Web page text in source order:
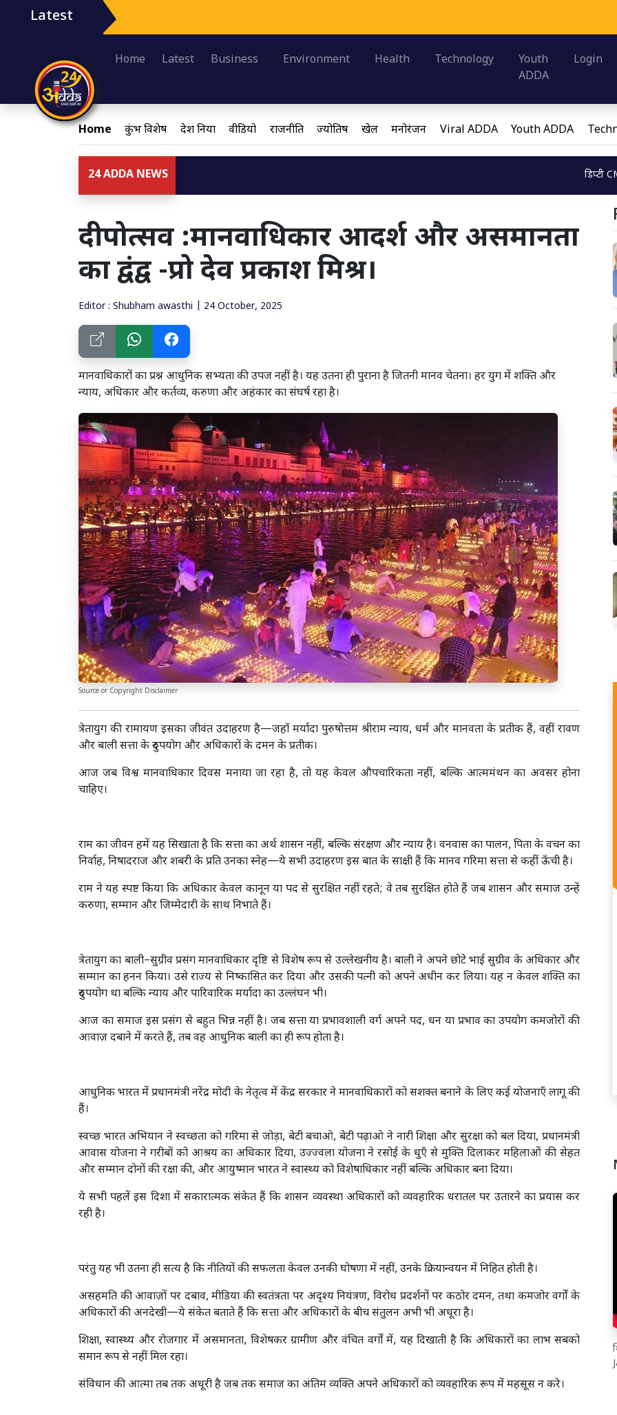
Latest
Home Latest Business Environment Health Technology
Youth
ADDA
Login
Home कुंभ विशेष देश दुनिया वीडियो राजनीति ज्योतिष खेल मनोरंजन Viral ADDA Youth ADDA
24 ADDA NEWS डिप्टी CM ब्रजेश
दीपोत्सव :मानवाधिकार आदर्श और असमानता
का द्वंद्व -प्रो देव प्रकाश मिश्र।
Editor : Shubham awasthi | 24 October, 2025
मानवाधिकारों का प्रश्न आधुनिक सभ्यता की उपज नहीं है। यह उतना ही पुराना है जितनी मानव चेतना। हर युग में शक्ति और
न्याय, अधिकार और कर्तव्य, करुणा और अहंकार का संघर्ष रहा है।
Source or Copyright Disclaimer
त्रेतायुग की रामायण इसका जीवंत उदाहरण है—जहाँ मर्यादा पुरुषोत्तम श्रीराम न्याय, धर्म और मानवता के प्रतीक हैं, वहीं रावण
और बाली सत्ता के दुरुपयोग और अधिकारों के दमन के प्रतीक।
आज जब विश्व मानवाधिकार दिवस मनाया जा रहा है, तो यह केवल औपचारिकता नहीं, बल्कि आत्ममंथन का अवसर होना
चाहिए।
राम का जीवन हमें यह सिखाता है कि सत्ता का अर्थ शासन नहीं, बल्कि संरक्षण और न्याय है। वनवास का पालन, पिता के वचन का
निर्वाह, निषादराज और शबरी के प्रति उनका स्नेह—ये सभी उदाहरण इस बात के साक्षी हैं कि मानव गरिमा सत्ता से कहीं ऊँची है।
राम ने यह स्पष्ट किया कि अधिकार केवल कानून या पद से सुरक्षित नहीं रहते; वे तब सुरक्षित होते हैं जब शासन और समाज उन्हें
करुणा, सम्मान और जिम्मेदारी के साथ निभाते हैं।
त्रेतायुग का बाली–सुग्रीव प्रसंग मानवाधिकार दृष्टि से विशेष रूप से उल्लेखनीय है। बाली ने अपने छोटे भाई सुग्रीव के अधिकार और
सम्मान का हनन किया। उसे राज्य से निष्कासित कर दिया और उसकी पत्नी को अपने अधीन कर लिया। यह न केवल शक्ति का
दुरुपयोग था बल्कि न्याय और पारिवारिक मर्यादा का उल्लंघन भी।
आज का समाज इस प्रसंग से बहुत भिन्न नहीं है। जब सत्ता या प्रभावशाली वर्ग अपने पद, धन या प्रभाव का उपयोग कमजोरों की
आवाज़ दबाने में करते हैं, तब वह आधुनिक बाली का ही रूप होता है।
आधुनिक भारत में प्रधानमंत्री नरेंद्र मोदी के नेतृत्व में केंद्र सरकार ने मानवाधिकारों को सशक्त बनाने के लिए कई योजनाएँ लागू की
हैं।
स्वच्छ भारत अभियान ने स्वच्छता को गरिमा से जोड़ा, बेटी बचाओ, बेटी पढ़ाओ ने नारी शिक्षा और सुरक्षा को बल दिया, प्रधानमंत्री
आवास योजना ने गरीबों को आश्रय का अधिकार दिया, उज्ज्वला योजना ने रसोई के धुएँ से मुक्ति दिलाकर महिलाओं की सेहत
और सम्मान दोनों की रक्षा की, और आयुष्मान भारत ने स्वास्थ्य को विशेषाधिकार नहीं बल्कि अधिकार बना दिया।
ये सभी पहलें इस दिशा में सकारात्मक संकेत हैं कि शासन व्यवस्था अधिकारों को व्यवहारिक धरातल पर उतारने का प्रयास कर
रही है।
परंतु यह भी उतना ही सत्य है कि नीतियों की सफलता केवल उनकी घोषणा में नहीं, उनके क्रियान्वयन में निहित होती है।
असहमति की आवाज़ों पर दबाव, मीडिया की स्वतंत्रता पर अदृश्य नियंत्रण, विरोध प्रदर्शनों पर कठोर दमन, तथा कमजोर वर्गों के
अधिकारों की अनदेखी—ये संकेत बताते हैं कि सत्ता और अधिकारों के बीच संतुलन अभी भी अधूरा है।
शिक्षा, स्वास्थ्य और रोजगार में असमानता, विशेषकर ग्रामीण और वंचित वर्गों में, यह दिखाती है कि अधिकारों का लाभ सबको
समान रूप से नहीं मिल रहा।
संविधान की आत्मा तब तक अधूरी है जब तक समाज का अंतिम व्यक्ति अपने अधिकारों को व्यवहारिक रूप में महसूस न करे।